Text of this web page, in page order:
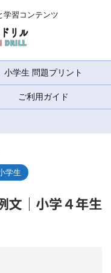
学習コンテンツ
小学生 問題プリント
ご利用ガイド
学生
文｜小学４年生